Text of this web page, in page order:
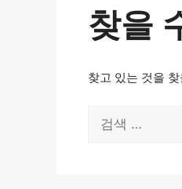
찾을
찾고 있는 것을
검색: